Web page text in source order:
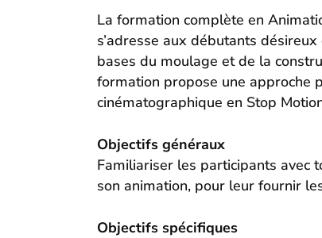
La formation complète en
s’adresse aux débutants
bases du moulage et de la
formation propose une approche
cinématographique en Stop
Objectifs généraux
Familiariser les participants avec
son animation, pour leur fournir
Objectifs spécifiques